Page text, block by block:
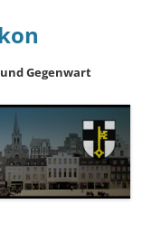
Gegenwart